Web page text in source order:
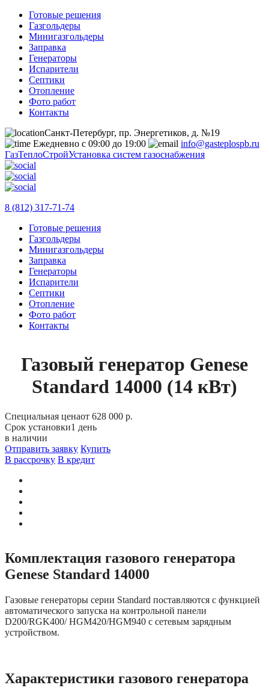
Готовые решения
Газгольдеры
Минигазгольдеры
Заправка
Генераторы
Испарители
Септики
Отопление
Фото работ
Контакты
Санкт-Петербург, пр. Энергетиков, д. №19
Ежедневно с 09:00 до 19:00
info@gasteplospb.ru
ГазТеплоСтройУстановка систем газоснабжения
8 (812) 317-71-74
Готовые решения
Газгольдеры
Минигазгольдеры
Заправка
Генераторы
Испарители
Септики
Отопление
Фото работ
Контакты
Газовый генератор Genese
Standard 14000 (14 кВт)
Специальная ценаот 628 000 р.
Срок установки1 день
в наличии
Отправить заявку Купить
В рассрочку В кредит
Комплектация газового генератора
Genese Standard 14000
Газовые генераторы серии Standard поставляютcя с функцией
автоматического запуска на контрольной панели
D200/RGK400/ HGM420/HGM940 с сетевым зарядным
устройством.
Характеристики газового генератора